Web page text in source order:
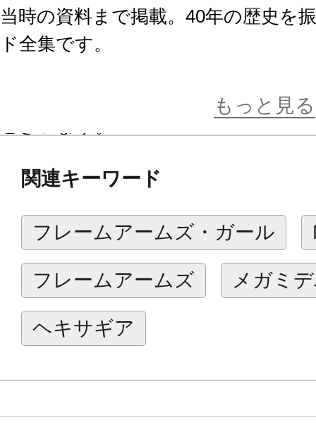
当時の資料まで掲載。40年の歴史を
ド全集です。
※画像は開発中のものです。実際の
もっと見る
関連キーワード
フレームアームズ・ガール
フレームアームズ メガミ
ヘキサギア